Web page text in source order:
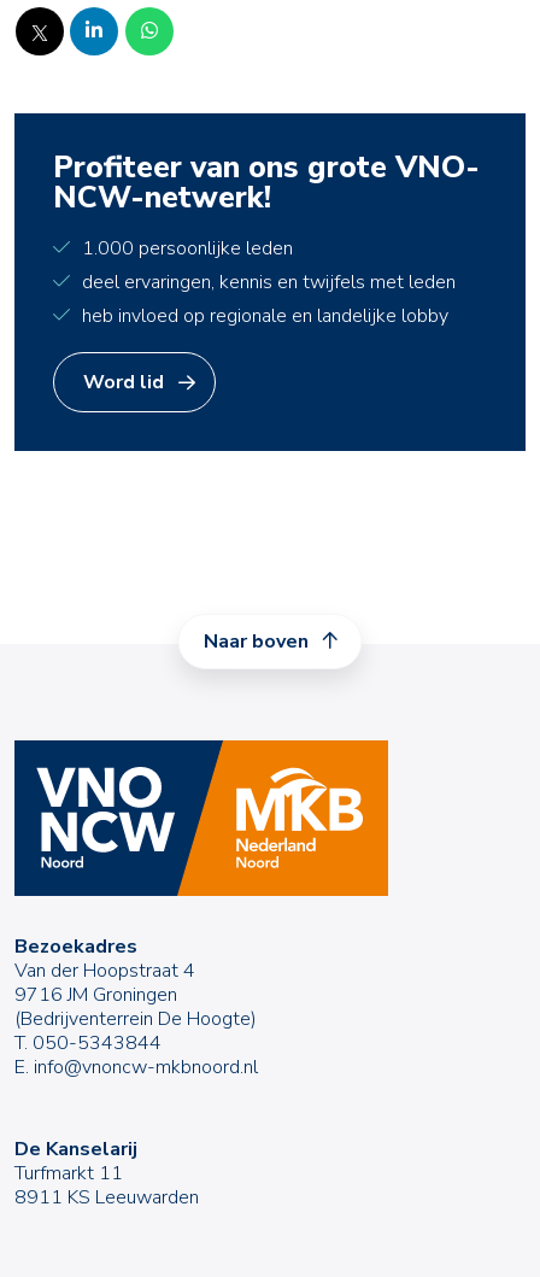
Profiteer van ons grote VNO-
NCW-netwerk!
1.000 persoonlijke leden
deel ervaringen, kennis en twijfels met leden
heb invloed op regionale en landelijke lobby
Word lid
Naar boven
Bezoekadres
Van der Hoopstraat 4
9716 JM Groningen
(Bedrijventerrein De Hoogte)
T. 050-5343844
E. info@vnoncw-mkbnoord.nl
De Kanselarij
Turfmarkt 11
8911 KS Leeuwarden